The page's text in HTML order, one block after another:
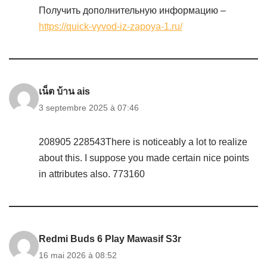
Получить дополнительную информацию –
https://quick-vyvod-iz-zapoya-1.ru/
เน็ต บ้าน ais
3 septembre 2025 à 07:46
208905 228543There is noticeably a lot to realize
about this. I suppose you made certain nice points
in attributes also. 773160
Redmi Buds 6 Play Mawasif S3r
16 mai 2026 à 08:52